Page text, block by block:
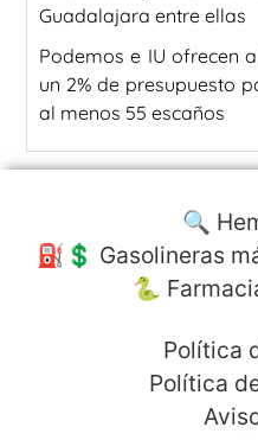
Guadalajara entre ellas
Podemos e IU ofrecen
un 2% de presupuesto
al menos 55 escaños
🔍
⛽️💲 Gasolineras
🐍
Política
Política